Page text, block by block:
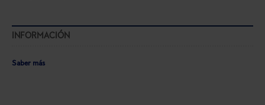
INFORMACIÓN
Saber más